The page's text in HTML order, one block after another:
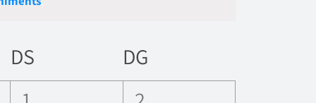
DS
DG